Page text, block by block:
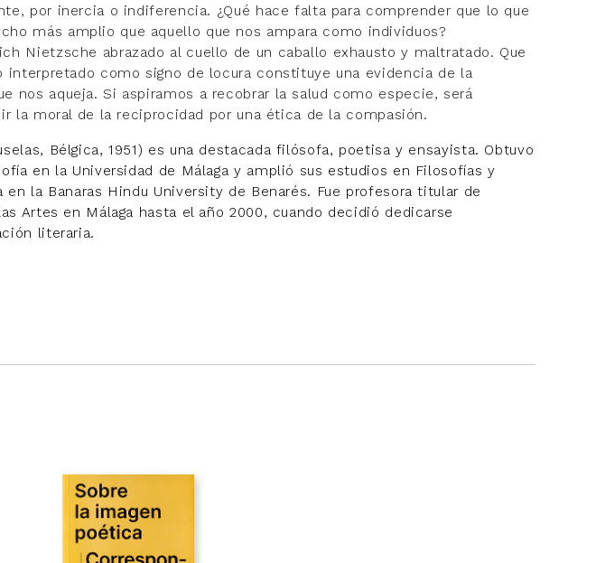
por inercia o indiferencia. ¿Qué hace falta para comprender que lo que
más amplio que aquello que nos ampara como individuos?
Nietzsche abrazado al cuello de un caballo exhausto y maltratado. Que
interpretado como signo de locura constituye una evidencia de la
nos aqueja. Si aspiramos a recobrar la salud como especie, será
la moral de la reciprocidad por una ética de la compasión.
Bélgica, 1951) es una destacada filósofa, poetisa y ensayista. Obtuvo
en la Universidad de Málaga y amplió sus estudios en Filosofías y
en la Banaras Hindu University de Benarés. Fue profesora titular de
Artes en Málaga hasta el año 2000, cuando decidió dedicarse
literaria.